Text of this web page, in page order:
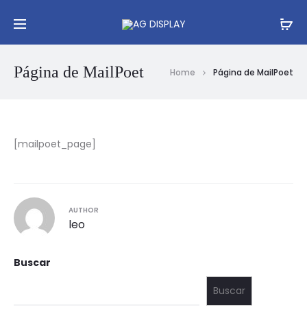
Página de MailPoet Home Página de MailPoet
[mailpoet_page]
AUTHOR
leo
Buscar
Buscar